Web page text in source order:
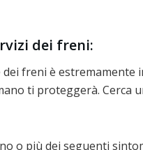
dei freni:
dei freni è
ti proteggerà. Cerca
o più dei seguenti